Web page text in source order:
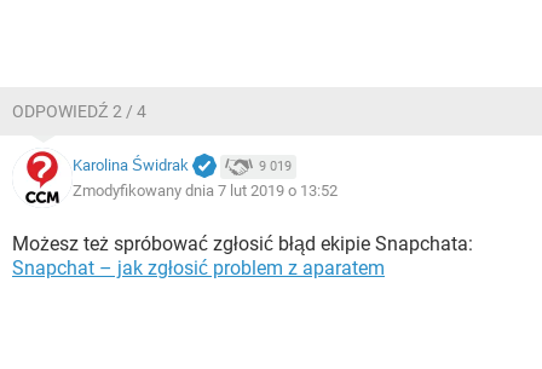
ODPOWIEDŹ 2 / 4
Karolina Świdrak 9 019
Zmodyfikowany dnia 7 lut 2019 o 13:52
Możesz też spróbować zgłosić błąd ekipie Snapchata:
Snapchat – jak zgłosić problem z aparatem